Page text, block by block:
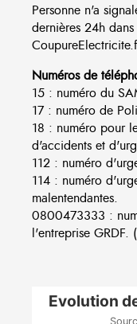
Personne n'a
dernières 24h
Numéros de
15 : numéro du
17 : numéro de
18 : numéro pour
d'accidents et
112 : numéro
114 : numéro
malentendantes.
0800473333 :
l'entreprise
Evolution